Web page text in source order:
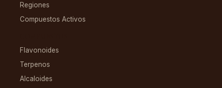
Regiones
Compuestos Activos
Flavonoides
Terpenos
Alcaloides